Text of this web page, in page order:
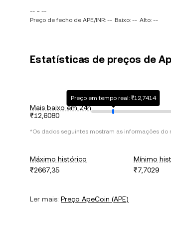
-- ~ --
Preço de fecho de APE/INR: -- Baixo: -- Alto: --
Estatísticas de preços de
Mais baixo em 24h
₹12,6080
Preço em tempo real: ₹12,7414
*Os dados seguintes mostram as informações do
Máximo histórico
₹2667,35
Mínimo
₹7,7029
Ler mais: Preço ApeCoin (APE)